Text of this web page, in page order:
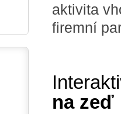
aktivita
firemní
na